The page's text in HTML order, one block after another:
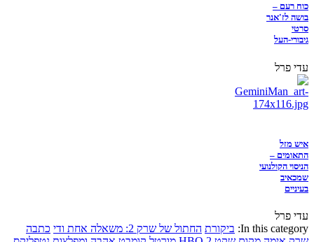
כוח רעם –
בושה לז'אנר
סרטי
גיבורי-העל
עדי פרל
איש מזל
התאומים –
הניסוי הקולנועי
שמכאיב
בעיניים
עדי פרל
In this category: ביקורת החתול של שרק 2: משאלה אחת ודי
כתבה